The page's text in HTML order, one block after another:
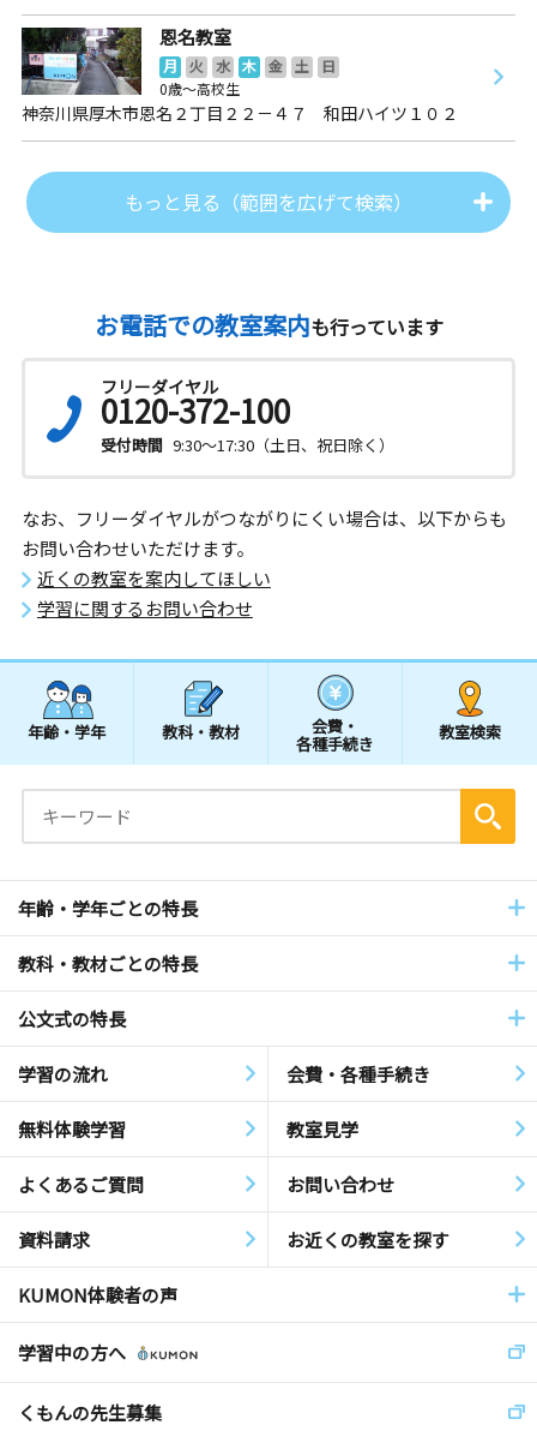
恩名教室
月 火 水 木 金 土
日
0歳～高校生
神奈川県厚木市恩名２丁目２２－４７ 和田ハイツ１０２
もっと見る（範囲を広げて検索）
お電話での教室案内も行っています
フリーダイヤル
0120-372-100
受付時間 9:30～17:30（土日、祝日除く）
なお、フリーダイヤルがつながりにくい場合は、以下からも
お問い合わせいただけます。
近くの教室を案内してほしい
学習に関するお問い合わせ
年齢・学年 教科・教材 会費・
各種手続き
教室検索
年齢・学年ごとの特長
教科・教材ごとの特長
公文式の特長
学習の流れ 会費・各種手続き
無料体験学習 教室見学
よくあるご質問 お問い合わせ
資料請求 お近くの教室を探す
KUMON体験者の声
学習中の方へ
くもんの先生募集